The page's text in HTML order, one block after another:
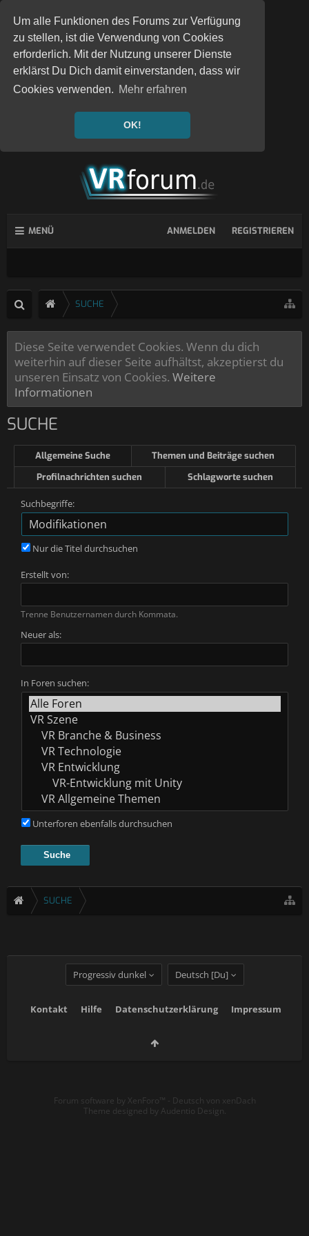
Um alle Funktionen des Forums zur Verfügung
zu stellen, ist die Verwendung von Cookies
erforderlich. Mit der Nutzung unserer Dienste
erklärst Du Dich damit einverstanden, dass wir
Cookies verwenden. Mehr erfahren
OK!
MENÜ ANMELDEN REGISTRIEREN
SUCHE
Diese Seite verwendet Cookies. Wenn du dich
weiterhin auf dieser Seite aufhältst, akzeptierst du
unseren Einsatz von Cookies. Weitere
Informationen
SUCHE
Allgemeine Suche
Themen und Beiträge suchen
Profilnachrichten suchen
Schlagworte suchen
Suchbegriffe:
Nur die Titel durchsuchen
Erstellt von:
Trenne Benutzernamen durch Kommata.
Neuer als:
In Foren suchen:
Unterforen ebenfalls durchsuchen
SUCHE
Progressiv dunkel Deutsch [Du]
Kontakt Hilfe Datenschutzerklärung Impressum
Forum software by XenForo™ - Deutsch von xenDach
Theme designed by Audentio Design.